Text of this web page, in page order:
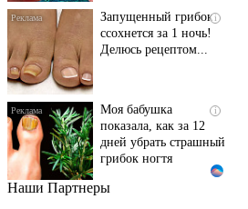
Запущенный грибок
ссохнется за 1 ночь!
Делюсь рецептом...
Моя бабушка
показала, как за 12
дней убрать страшный
грибок ногтя
Этот танец невесты
Наши Партнеры